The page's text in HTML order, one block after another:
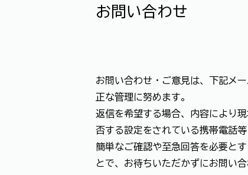
お問い合わせ
お問い合わせ・ご意見は、下記メ
正な管理に努めます。
返信を希望する場合、内容により
否する設定をされている携帯電話
簡単なご確認や至急回答を必要と
とで、お待ちいただかずにお問い